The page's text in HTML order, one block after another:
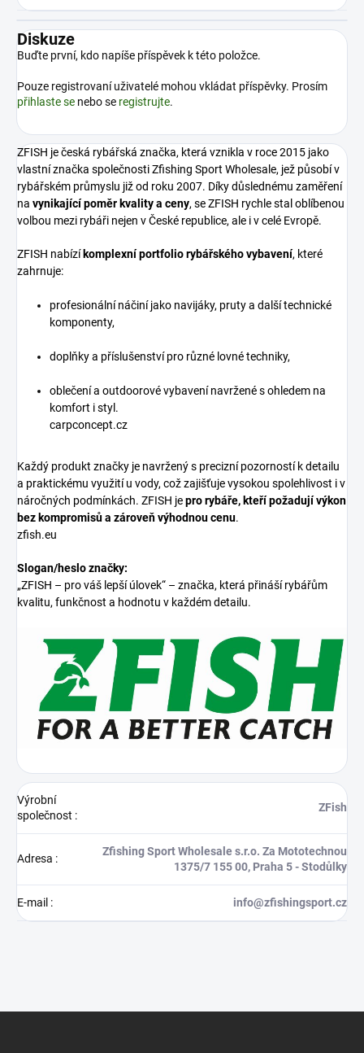
Diskuze
Buďte první, kdo napíše příspěvek k této položce.
Pouze registrovaní uživatelé mohou vkládat příspěvky. Prosím
přihlaste se nebo se registrujte.
ZFISH je česká rybářská značka, která vznikla v roce 2015 jako
vlastní značka společnosti Zfishing Sport Wholesale, jež působí v
rybářském průmyslu již od roku 2007. Díky důslednému zaměření
na vynikající poměr kvality a ceny, se ZFISH rychle stal oblíbenou
volbou mezi rybáři nejen v České republice, ale i v celé Evropě.
ZFISH nabízí komplexní portfolio rybářského vybavení, které
zahrnuje:
profesionální náčiní jako navijáky, pruty a další technické
komponenty,
doplňky a příslušenství pro různé lovné techniky,
oblečení a outdoorové vybavení navržené s ohledem na
komfort i styl.
carpconcept.cz
Každý produkt značky je navržený s precizní pozorností k detailu
a praktickému využití u vody, což zajišťuje vysokou spolehlivost i v
náročných podmínkách. ZFISH jepro rybáře, kteří požadují výkon
bez kompromisů a zároveň výhodnou cenu.
zfish.eu
Slogan/heslo značky:
„ZFISH – pro váš lepší úlovek“ – značka, která přináší rybářům
kvalitu, funkčnost a hodnotu v každém detailu.
Výrobní
společnost :
ZFish
Adresa :
Zfishing Sport Wholesale s.r.o. Za Mototechnou
1375/7 155 00, Praha 5 - Stodůlky
E-mail : info@zfishingsport.cz